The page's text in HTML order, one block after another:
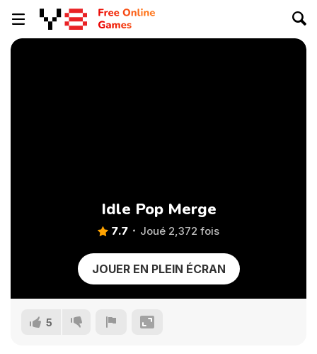
Idle Pop Merge
7.7 Joué 2,372 fois
JOUER EN PLEIN ÉCRAN
5